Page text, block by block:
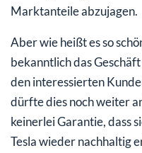
Marktanteile abzujagen.
Aber wie heißt es so
bekanntlich das
den interessierten
dürfte dies noch weiter
keinerlei Garantie, dass
Tesla wieder nachhaltig